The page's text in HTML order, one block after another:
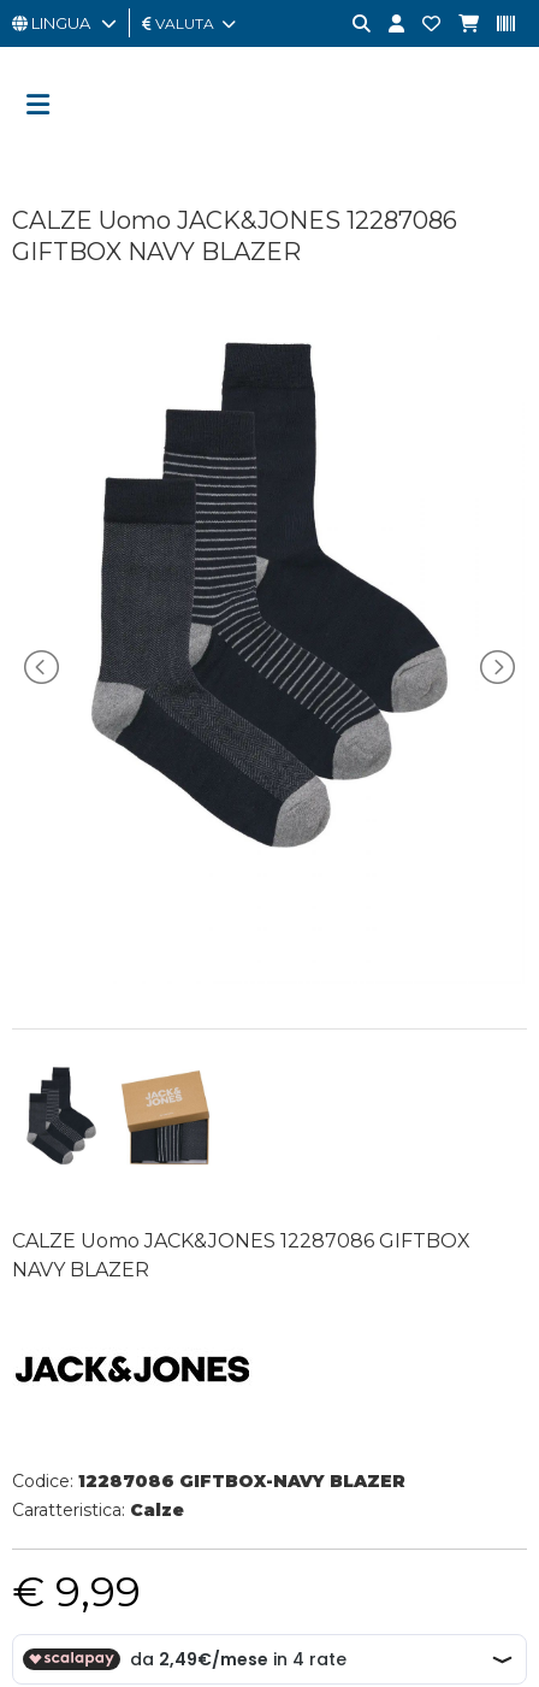
UOMO
CARD
LINGUA VALUTA
CALZE Uomo JACK&JONES 12287086
GIFTBOX NAVY BLAZER
CALZE Uomo JACK&JONES 12287086 GIFTBOX
NAVY BLAZER
Codice: 12287086 GIFTBOX-NAVY BLAZER
Caratteristica: Calze
€ 9,99